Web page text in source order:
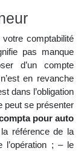
comptabilité
pas manque
d’un compte
en revanche
dans l’obligation
peut se présenter
pour auto
référence de la
; – le